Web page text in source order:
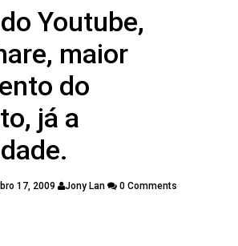
Youtube,
maior
do
já a
17, 2009 Jony Lan 0 Comments